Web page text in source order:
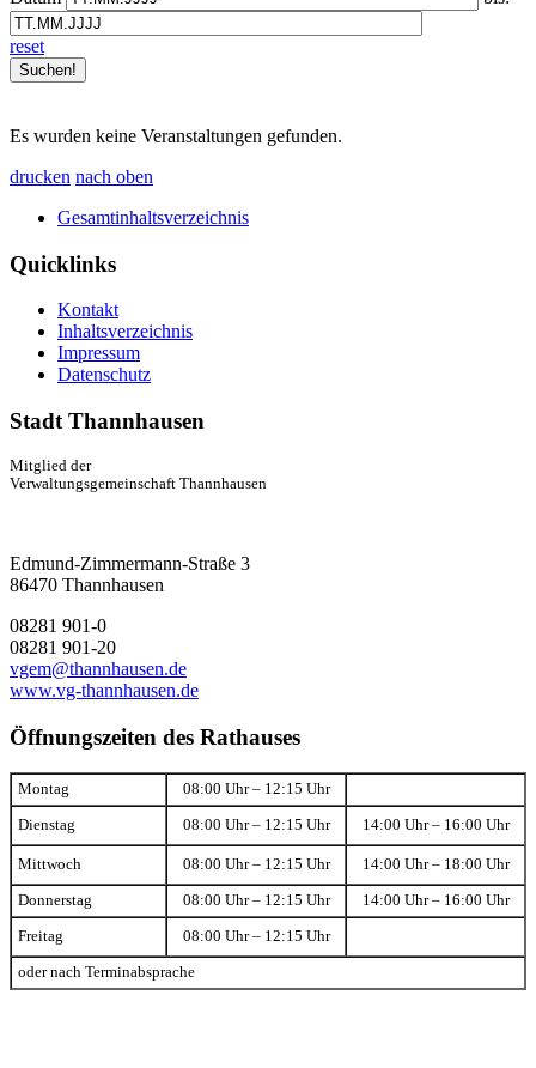
reset
Es wurden keine Veranstaltungen gefunden.
drucken nach oben
Gesamtinhaltsverzeichnis
Quicklinks
Kontakt
Inhaltsverzeichnis
Impressum
Datenschutz
Stadt Thannhausen
Mitglied der
Verwaltungsgemeinschaft Thannhausen
Edmund-Zimmermann-Straße 3
86470 Thannhausen
08281 901-0
08281 901-20
vgem@thannhausen.de
www.vg-thannhausen.de
Öffnungszeiten des Rathauses
Montag 08:00 Uhr – 12:15 Uhr
Dienstag 08:00 Uhr – 12:15 Uhr 14:00 Uhr – 16:00 Uhr
Mittwoch 08:00 Uhr – 12:15 Uhr 14:00 Uhr – 18:00 Uhr
Donnerstag 08:00 Uhr – 12:15 Uhr 14:00 Uhr – 16:00 Uhr
Freitag 08:00 Uhr – 12:15 Uhr
oder nach Terminabsprache